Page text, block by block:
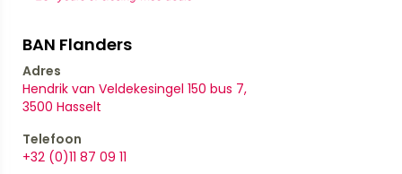
BAN Flanders
Adres
Hendrik van Veldekesingel 150 bus 7,
​​​​​​​3500 Hasselt
Telefoon
+32 (0)11 87 09 11